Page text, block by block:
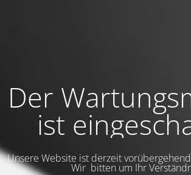
Der
ist
Unsere Website ist derzeit vorübergehend
Wir bitten um Ihr